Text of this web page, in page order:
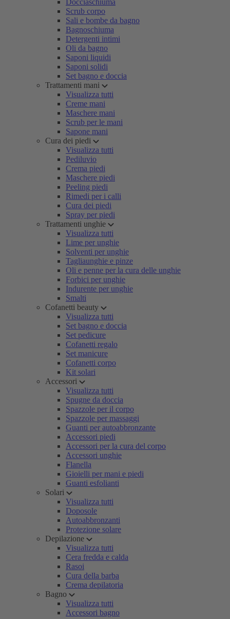
Docciaschiuma
Scrub corpo
Sali e bombe da bagno
Bagnoschiuma
Detergenti intimi
Oli da bagno
Saponi liquidi
Saponi solidi
Set bagno e doccia
Trattamenti mani
Visualizza tutti
Creme mani
Maschere mani
Scrub per le mani
Sapone mani
Cura dei piedi
Visualizza tutti
Pediluvio
Crema piedi
Maschere piedi
Peeling piedi
Rimedi per i calli
Cura dei piedi
Spray per piedi
Trattamenti unghie
Visualizza tutti
Lime per unghie
Solventi per unghie
Tagliaunghie e pinze
Oli e penne per la cura delle unghie
Forbici per unghie
Indurente per unghie
Smalti
Cofanetti beauty
Visualizza tutti
Set bagno e doccia
Set pedicure
Cofanetti regalo
Set manicure
Cofanetti corpo
Kit solari
Accessori
Visualizza tutti
Spugne da doccia
Spazzole per il corpo
Spazzole per massaggi
Guanti per autoabbronzante
Accessori piedi
Accessori per la cura del corpo
Accessori unghie
Flanella
Gioielli per mani e piedi
Guanti esfolianti
Solari
Visualizza tutti
Doposole
Autoabbronzanti
Protezione solare
Depilazione
Visualizza tutti
Cera fredda e calda
Rasoi
Cura della barba
Crema depilatoria
Bagno
Visualizza tutti
Accessori bagno